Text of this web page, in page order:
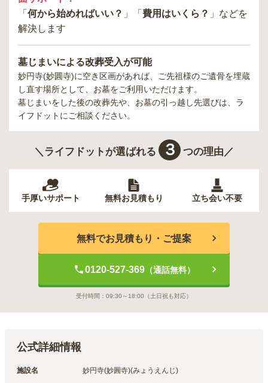
「 何から始めればいい？ 」「 費用はいくら？ 」などを
解決します
墓じまいによる改葬受入が可能
妙円寺(妙圓寺)に空き区画があれば、ご先祖様のご遺骨を埋蔵
し直す場所として、お墓をご利用いただけます。
墓じまいをした後の改葬先や、お墓の引っ越し先選びは、ラ
イフドットにご相談ください。
＼ライフドットが選ばれる ３ つの理由／
手厚いサポート 無料お見積もり 立ち会い不要
無料でお見積もり・ご提案
0120-527-369（通話無料）
受付時間： 09:30～18:00 （土日祝も対応）
公式詳細情報
施設名 妙円寺(妙圓寺)(みょうえんじ)